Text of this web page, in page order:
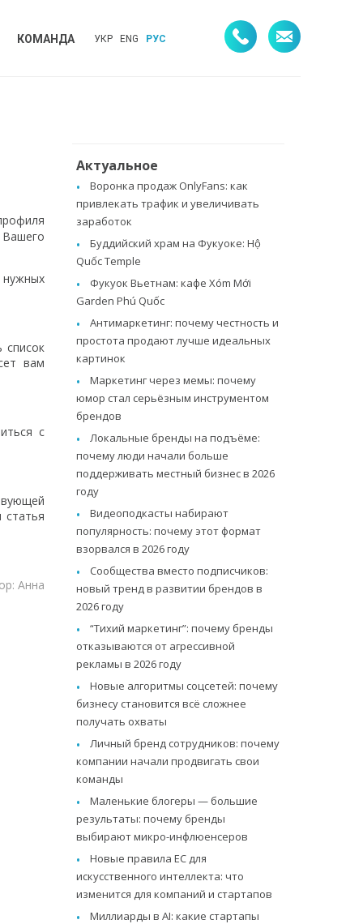
КОМАНДА УКР ENG РУС
нужных
список
вам
с
Анна
Актуальное
Воронка продаж OnlyFans: как
привлекать трафик и увеличивать
заработок
Буддийский храм на Фукуоке: Hộ
Quốc Temple
Фукуок Вьетнам: кафе Xóm Mới
Garden Phú Quốc
Антимаркетинг: почему честность и
простота продают лучше идеальных
картинок
Маркетинг через мемы: почему
юмор стал серьёзным инструментом
брендов
Локальные бренды на подъёме:
почему люди начали больше
поддерживать местный бизнес в 2026
году
Видеоподкасты набирают
популярность: почему этот формат
взорвался в 2026 году
Сообщества вместо подписчиков:
новый тренд в развитии брендов в
2026 году
“Тихий маркетинг”: почему бренды
отказываются от агрессивной
рекламы в 2026 году
Новые алгоритмы соцсетей: почему
бизнесу становится всё сложнее
получать охваты
Личный бренд сотрудников: почему
компании начали продвигать свои
команды
Маленькие блогеры — большие
результаты: почему бренды
выбирают микро-инфлюенсеров
Новые правила ЕС для
искусственного интеллекта: что
изменится для компаний и стартапов
Миллиарды в AI: какие стартапы